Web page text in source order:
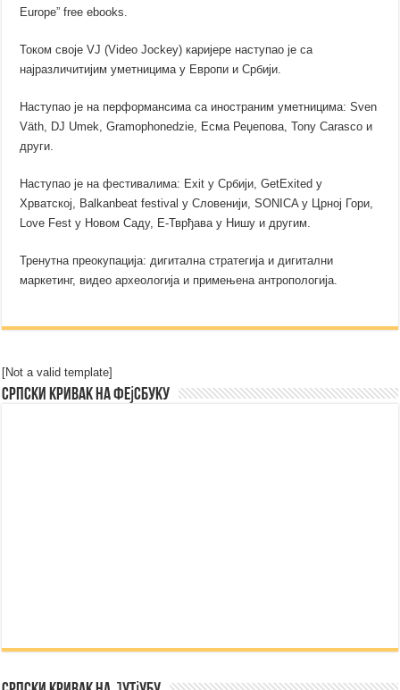
Europe” free ebooks.
Током своје VJ (Video Jockey) каријере наступао је са
најразличитијим уметницима у Европи и Србији.
Наступао је на перформансима са иностраним уметницима: Sven
Väth, DJ Umek, Gramophonedzie, Есма Реџепова, Tony Carasco и
други.
Наступао је на фестивалима: Exit у Србији, GetExited у
Хрватској, Balkanbeat festival у Словенији, SONICA у Црној Гори,
Love Fest у Новом Саду, Е-Тврђава у Нишу и другим.
Тренутна преокупација: дигитална стратегија и дигитални
маркетинг, видео археологија и примењена антропологија.
[Not a valid template]
Српски Кривак на Фејсбуку